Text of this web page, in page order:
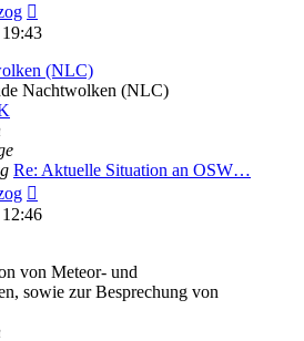
Beitrag
(NLC)
Nachtwolken (NLC)
Re: Aktuelle Situation an OSW…
Beitrag
von Meteor- und
sowie zur Besprechung von